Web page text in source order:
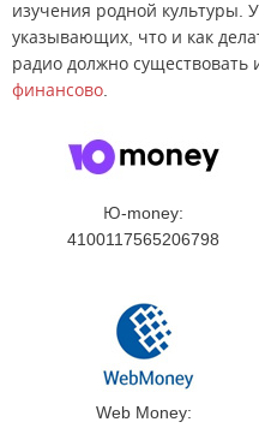
изучения родной культуры.
указывающих, что и как
радио должно существовать
финансово.
Ю-money:
4100117565206798
Web Money: